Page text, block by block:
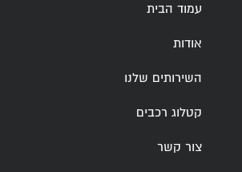
עמוד הבית
אודות
השירותים שלנו
קטלוג רכבים
צור קשר